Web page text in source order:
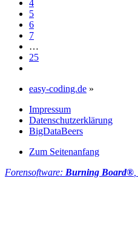
4
5
6
7
…
25
easy-coding.de »
Impressum
Datenschutzerklärung
BigDataBeers
Zum Seitenanfang
Forensoftware: Burning Board®